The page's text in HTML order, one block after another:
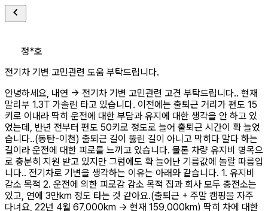
정*호
전기차 기변 고민관련 도움 부탁드립니다.
안녕하세요, 내연 -> 전기차 기변 고민관련 고견 부탁드립니다.. 현재
말리부 1.3T 가솔린 타고 있습니다. 이전에는 출퇴근 거리가 편도 15
키로 이내라 딱히 운전에 대한 부담과 유지에 대한 생각을 안 하고 있
었는데, 반년 전부터 편도 50키로 정도로 늘어 출퇴근 시간이 확 늘었
습니다..(동탄-이천) 출퇴근 길이 뚫린 길이 아니고 막히다 말다 하는
길이라 운전에 대한 피로를 느끼고 있습니다. 물론 차량 유지비 명목으
로 충분히 지원 받고 있지만 그럼에도 확 늘어난 기름값에 놀랄 따름입
니다.. 전기차로 기변을 생각하는 이유는 아래와 같습니다. 1. 유지비
감소 목적 2. 운전에 의한 피로감 감소 목적 집과 회사 모두 충전소는
있고, 연에 3만km 정도 타는 것 같아요.(출퇴근 + 주말 캠핑을 자주
다녀요, 22년 4월 67,000km -> 현재 159,000km) 딱히 차에 대한